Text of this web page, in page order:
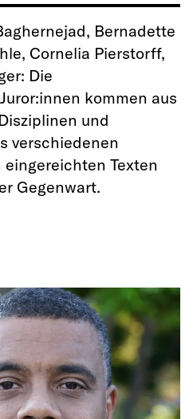
Bernadette
Cornelia Pierstorff,
Die
kommen aus
und
verschiedenen
Texten
Gegenwart.